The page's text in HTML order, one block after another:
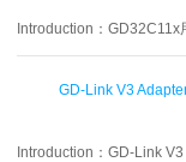
Introduction： GD32C11x
GD-Link V3
Introduction： GD-Link